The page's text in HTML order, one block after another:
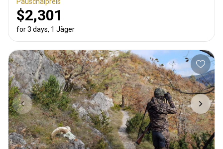
$2,301
for 3 days, 1 Jäger